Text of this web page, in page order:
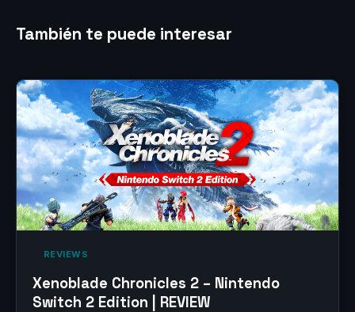
También te puede interesar
‎ REVIEWS‎
Xenoblade Chronicles 2 – Nintendo
Switch 2 Edition | REVIEW